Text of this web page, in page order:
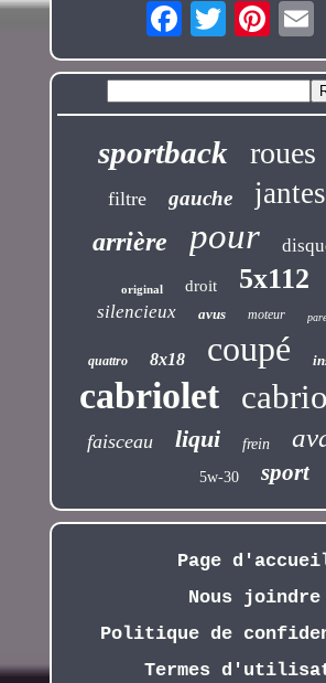
sportback roues
filtre gauche jantes
arrière pour
original droit 5x112
silencieux avus moteur
quattro 8x18 coupé
cabriolet cabrio
faisceau liqui frein
5w-30 sport
Page
Nous joindre
Politique de
Termes